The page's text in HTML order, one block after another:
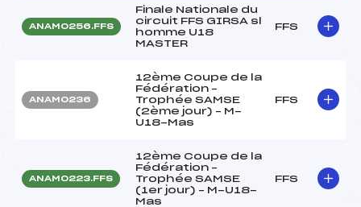
ANAM0256.FFS
Finale Nationale du
circuit FFS GIRSA sl
homme U18
MASTER
FFS
ANAM0236
12ème Coupe de la
Fédération –
Trophée SAMSE
(2ème jour) – M-
U18-Mas
FFS
ANAM0223.FFS
12ème Coupe de la
Fédération –
Trophée SAMSE
(1er jour) – M-U18-
Mas
FFS